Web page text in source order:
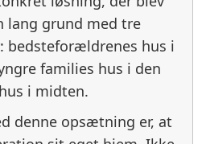
lang grund med tre
bedsteforældrenes hus i
families hus i den
i midten.
denne opsætning er, at